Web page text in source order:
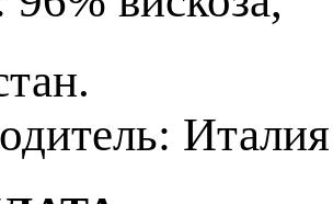
Италия